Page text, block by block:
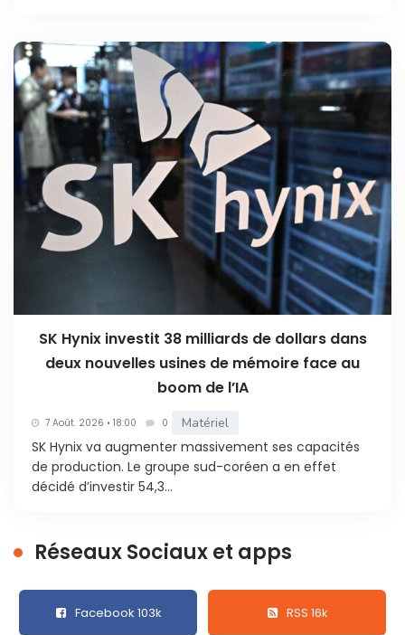
SK Hynix investit 38 milliards de dollars dans
deux nouvelles usines de mémoire face au
boom de l’IA
7 Août. 2026 • 18:00 0 Matériel
SK Hynix va augmenter massivement ses capacités
de production. Le groupe sud-coréen a en effet
décidé d’investir 54,3...
Réseaux Sociaux et apps
Facebook 103k RSS 16k